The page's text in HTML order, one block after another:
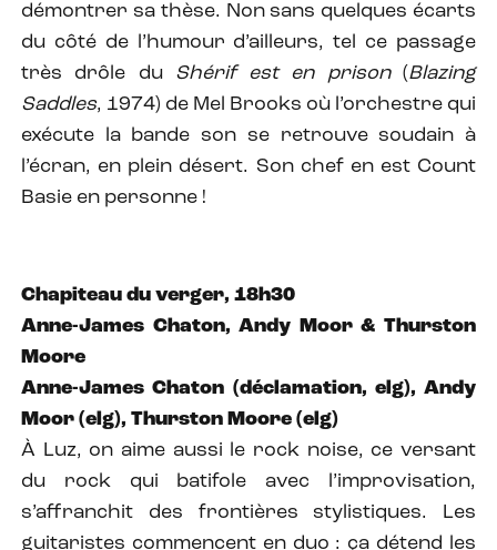
démontrer sa thèse. Non sans quelques écarts
du côté de l’humour d’ailleurs, tel ce passage
très drôle du Shérif est en prison(Blazing
Saddles, 1974) de Mel Brooks où l’orchestre qui
exécute la bande son se retrouve soudain à
l’écran, en plein désert. Son chef en est Count
Basie en personne !
Chapiteau du verger, 18h30
Anne-James Chaton, Andy Moor & Thurston
Moore
Anne-James Chaton (déclamation, elg), Andy
Moor (elg), Thurston Moore (elg)
À Luz, on aime aussi le rock noise, ce versant
du rock qui batifole avec l’improvisation,
s’affranchit des frontières stylistiques. Les
guitaristes commencent en duo : ça détend les